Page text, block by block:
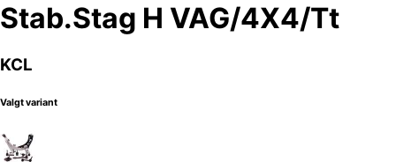
Stab.Stag H VAG/4X4/Tt
KCL
Valgt variant